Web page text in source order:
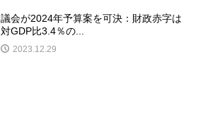
議会が2024年予算案を可決：財政赤字は
対GDP比3.4％の...
2023.12.29